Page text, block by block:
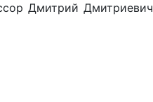
Дмитрий Дмитриевич